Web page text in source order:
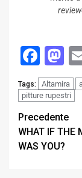
Tags: Altamira
pitture rupestri
Post
Precedente
WHAT IF THE
WAS YOU?